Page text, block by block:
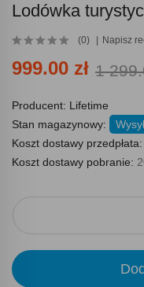
Lodówka
(0) Napisz
999.00 zł 1
Producent: Lifetime
Stan magazynowy:
Koszt dostawy przedpłata:
Koszt dostawy pobranie: